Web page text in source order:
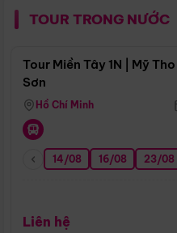
TOUR TRONG NƯỚC
Tour Miền Tây 1N | Mỹ
Sơn
Hồ Chí Minh
14/08 16/08 23/08
Liên hệ